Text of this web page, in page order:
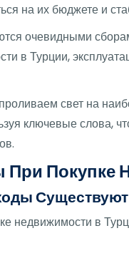
на их бюджете и
очевидными
в Турции,
свет на
ключевые
Покупке
недвижимости в